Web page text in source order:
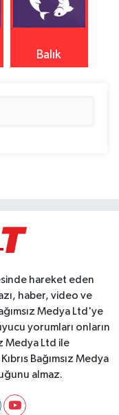
Balık
hareket eden
haber, video ve
Medya Ltd'ye
yorumları onların
Medya Ltd ile
Bağımsız Medya
almaz.